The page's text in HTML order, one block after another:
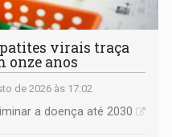
virais traça
onze anos
de 2026 às 17:02
a doença até 2030